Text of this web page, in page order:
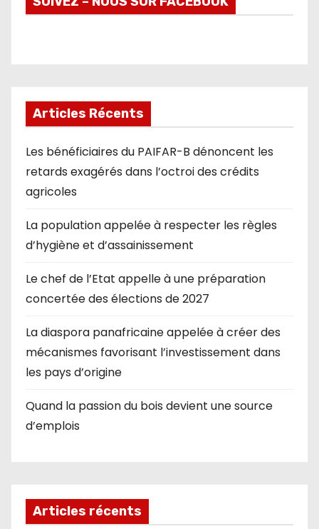
Articles Récents
Les bénéficiaires du PAIFAR-B dénoncent les
retards exagérés dans l’octroi des crédits
agricoles
La population appelée à respecter les règles
d’hygiène et d’assainissement
Le chef de l’Etat appelle à une préparation
concertée des élections de 2027
La diaspora panafricaine appelée à créer des
mécanismes favorisant l’investissement dans
les pays d’origine
Quand la passion du bois devient une source
d’emplois
Articles récents